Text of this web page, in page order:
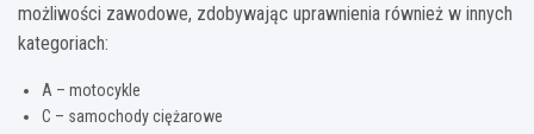
możliwości zawodowe, zdobywając uprawnienia również w innych
kategoriach:
A – motocykle
C – samochody ciężarowe